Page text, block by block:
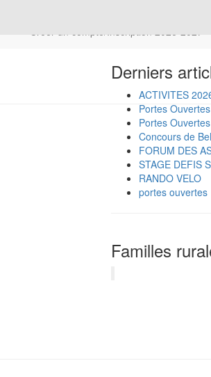
Créer un compte/Inscription 2026-2027
Derniers
ACTIVITES
Portes
Portes
Concours de
FORUM DES
STAGE DEFIS
RANDO VELO
portes ouvertes
Familles